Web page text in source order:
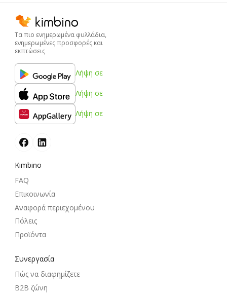
Τα πιο ενημερωμένα φυλλάδια,
ενημερωμένες προσφορές και
εκπτώσεις
Λήψη σε
Λήψη σε
Λήψη σε
Kimbino
FAQ
Επικοινωνία
Αναφορά περιεχομένου
Πόλεις
Προϊόντα
Συνεργασία
Πώς να διαφημίζετε
B2B ζώνη